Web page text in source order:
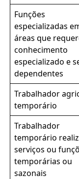
Funções
especializadas
áreas que
conhecimento
especializado e
dependentes
Trabalhador
temporário
Trabalhador
temporário
serviços ou
temporárias ou
sazonais